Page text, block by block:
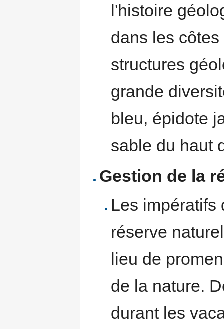
l'histoire
dans les
structures
grande
bleu, épidote
sable du haut
Gestion de la
Les impératifs
réserve
lieu de
de la nature.
durant les